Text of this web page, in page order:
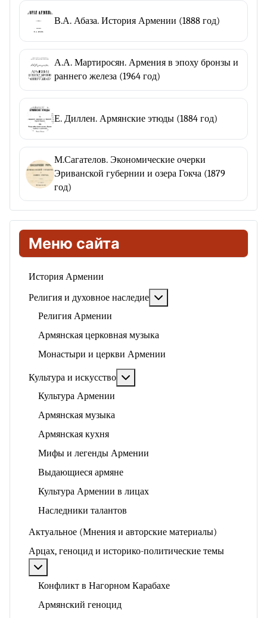
Меню сайта
История Армении
Религия и духовное наследие
Религия Армении
Армянская церковная музыка
Монастыри и церкви Армении
Культура и искусство
Культура Армении
Армянская музыка
Армянская кухня
Мифы и легенды Армении
Выдающиеся армяне
Культура Армении в лицах
Наследники талантов
Актуальное (Мнения и авторские материалы)
Арцах, геноцид и историко-политические темы
Конфликт в Нагорном Карабахе
Армянский геноцид
В.А. Абаза. История Армении (1888 год)
А.А. Мартиросян. Армения в эпоху бронзы и
раннего железа (1964 год)
Е. Диллен. Армянские этюды (1884 год)
М.Сагателов. Экономические очерки
Эриванской губернии и озера Гокча (1879
год)